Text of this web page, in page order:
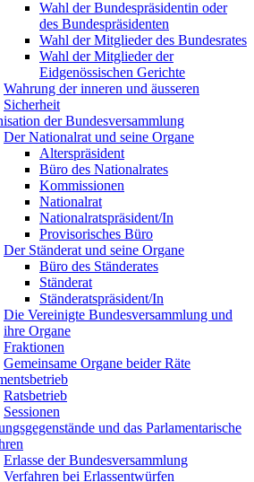
Wahl der Bundespräsidentin oder
des Bundespräsidenten
Wahl der Mitglieder des Bundesrates
Wahl der Mitglieder der
Eidgenössischen Gerichte
Wahrung der inneren und äusseren
Sicherheit
der Bundesversammlung
Der Nationalrat und seine Organe
Alterspräsident
Büro des Nationalrates
Kommissionen
Nationalrat
Nationalratspräsident/In
Provisorisches Büro
Der Ständerat und seine Organe
Büro des Ständerates
Ständerat
Ständeratspräsident/In
Die Vereinigte Bundesversammlung und
ihre Organe
Fraktionen
Gemeinsame Organe beider Räte
Ratsbetrieb
Sessionen
und das Parlamentarische
Erlasse der Bundesversammlung
Verfahren bei Erlassentwürfen